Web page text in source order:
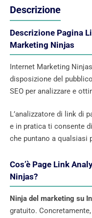
Descrizione
Descrizione Pagina
Marketing Ninjas
Internet Marketing
disposizione del
SEO per analizzare e
L’analizzatore di link di
e in pratica ti consente
che puntano a qualsiasi
Cos’è Page Link
Ninjas?
Ninja del marketing su
gratuito.